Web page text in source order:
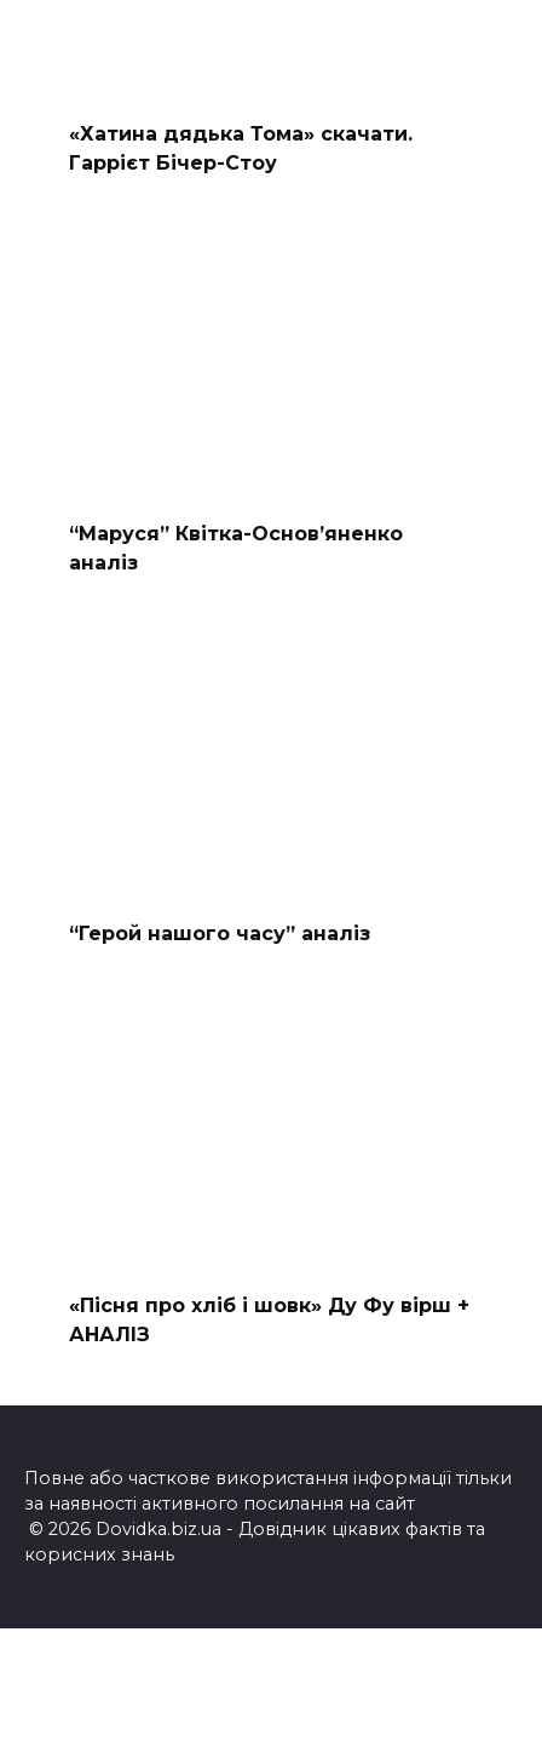
«Хатина дядька Тома» скачати.
Гаррієт Бічер-Стоу
“Маруся” Квітка-Основ’яненко
аналіз
“Герой нашого часу” аналіз
«Пісня про хліб і шовк» Ду Фу вірш +
АНАЛІЗ
Повне або часткове використання інформації тільки
за наявності активного посилання на сайт
© 2026 Dovidka.biz.ua - Довідник цікавих фактів та
корисних знань